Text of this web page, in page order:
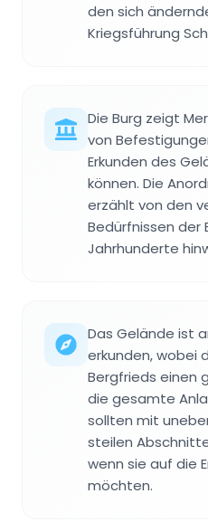
den sich
Kriegsführung
Die Burg zeigt
von
Erkunden des
können. Die
erzählt von den
Bedürfnissen der
Jahrhunderte
Das Gelände ist
erkunden, wobei
Bergfrieds einen
die gesamte
sollten mit
steilen
wenn sie auf die
möchten.